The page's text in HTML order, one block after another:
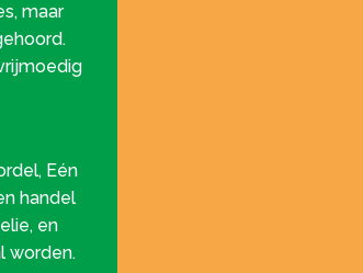
maar
Eén
handel
en
worden.